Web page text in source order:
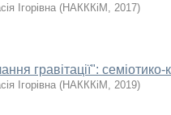
Ігорівна (НАКККіМ , 2017)
гравітації": семіотико-
Ігорівна (НАКККіМ , 2019)